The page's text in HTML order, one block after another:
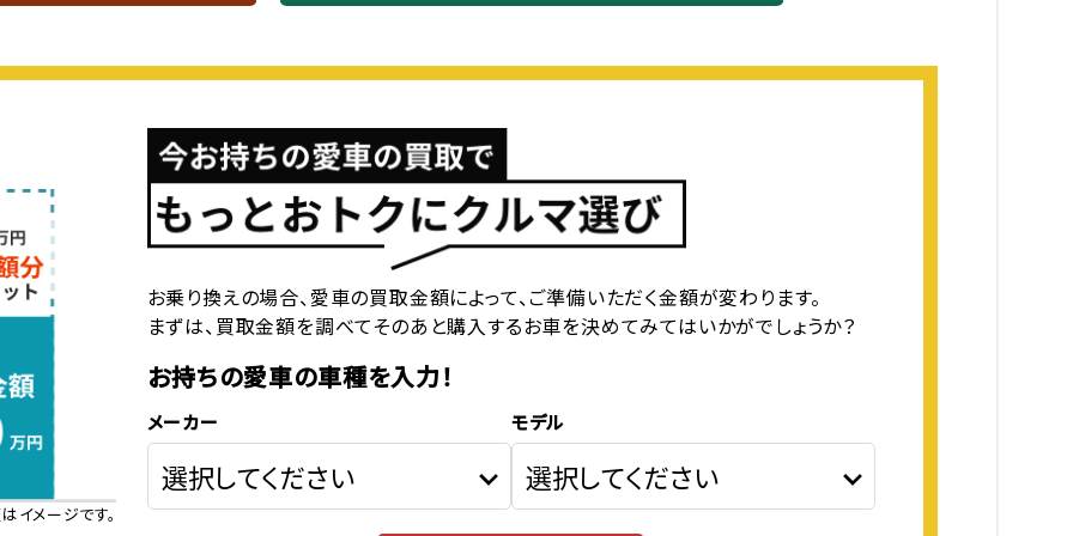
イメージです。
お乗り換えの場合、愛車の買取金額によって、ご準備いただく金額が変わります。
まずは、買取金額を調べてそのあと購入するお車を決めてみてはいかがでしょうか？
お持ちの愛車の車種を入力！
メーカー モデル